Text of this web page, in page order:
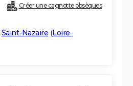
Créer une cagnotte obsèques
Saint-Nazaire (Loire-